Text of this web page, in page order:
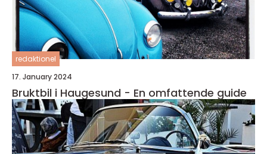
redaktionel
17. January 2024
Bruktbil i Haugesund - En omfattende guide